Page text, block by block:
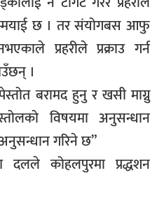
छ । तर संयोगबस आफु
प्रहरीले प्रक्राउ गर्न
।
बरामद हुनु र खसी माग्नु
विषयमा अनुसन्धान
गरिने छ”
कोहलपुरमा प्रद्धशन